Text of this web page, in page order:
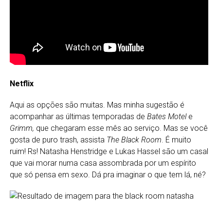
Netflix
Aqui as opções são muitas. Mas minha sugestão é
acompanhar as últimas temporadas de Bates Motel e
Grimm, que chegaram esse mês ao serviço. Mas se você
gosta de puro trash, assista The Black Room. É muito
ruim! Rs! Natasha Henstridge e Lukas Hassel são um casal
que vai morar numa casa assombrada por um espírito
que só pensa em sexo. Dá pra imaginar o que tem lá, né?